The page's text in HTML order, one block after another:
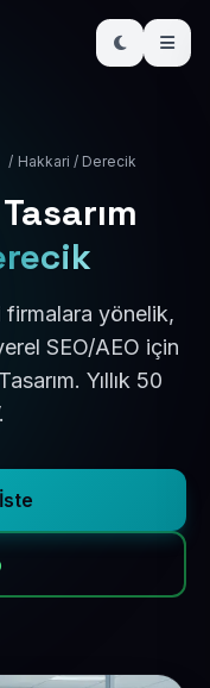
/ Hakkari / Derecik
yönelik,
SEO/AEO için
Yıllık 50